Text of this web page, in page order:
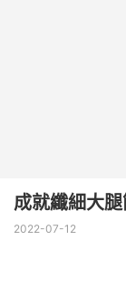
成就纖細大
2022-07-12